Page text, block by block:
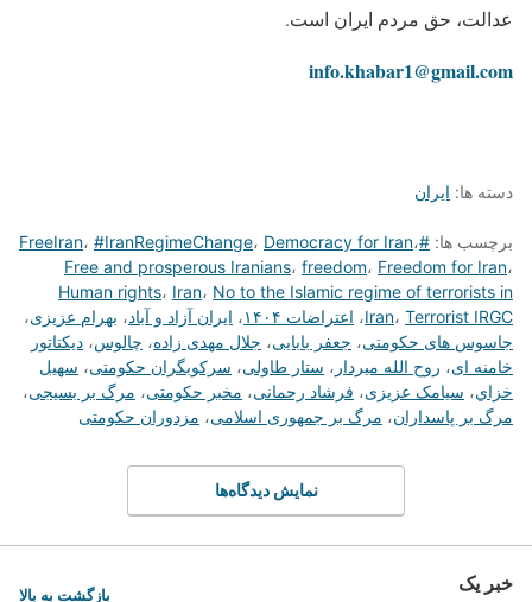
عدالت، حق مردم ایران است.
info.khabar1@gmail.com
دسته ها: ایران
برچسب ها: #FreeIran ، #IranRegimeChange، Democracy for Iran،
Free and prosperous Iranians، freedom، Freedom for Iran،
Human rights، Iran، No to the Islamic regime of terrorists in
Iran، Terrorist IRGC ، اعتراضات ۱۴۰۴ ، ایران آزاد و آباد، بهرام عزیزی،
جاسوس های حکومتی، جعفر بابایی، جلال مهدی زاده، چالوس، دیکتاتور
خامنه ای، روح الله میردار ، ستار طاولی، سرکوبگران حکومتی، سهیل
خزاي، سیامک عزیزی، فرشاد رحمانی، مخبر حکومتی، مرگ بر بسیجی،
مرگ بر پاسداران، مرگ بر جمهوری اسلامی، مزدوران حکومتی
نمایش دیدگاه‌ها
خبر یک بازگشت به بالا